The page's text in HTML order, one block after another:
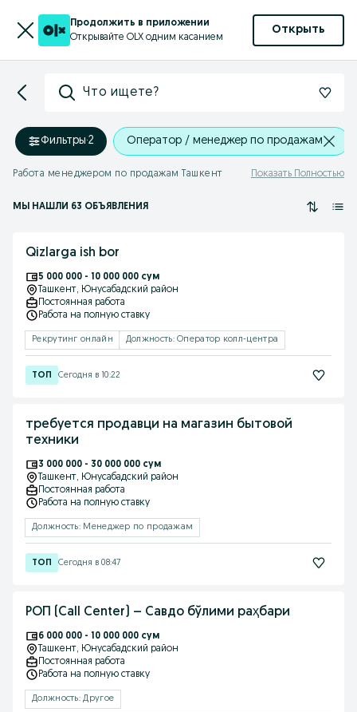
Продолжить в приложении
Открывайте OLX одним касанием
Открыть
Что ищете?
Фильтры·2 Оператор / менеджер по продажам
Работа менеджером по продажам Ташкент Показать Полностью
МЫ НАШЛИ 63 ОБЪЯВЛЕНИЯ
Qizlarga ish bor
5 000 000 - 10 000 000 сум
Ташкент, Юнусабадский район
Постоянная работа
Работа на полную ставку
Рекрутинг онлайн Должность: Оператор колл-центра
Сегодня в 10:22
требуется продавци на магазин бытовой
техники
3 000 000 - 30 000 000 сум
Ташкент, Юнусабадский район
Постоянная работа
Работа на полную ставку
Должность: Менеджер по продажам
Сегодня в 08:47
РОП (Call Center) – Савдо бўлими раҳбари
6 000 000 - 10 000 000 сум
Ташкент, Юнусабадский район
Постоянная работа
Работа на полную ставку
Должность: Другое